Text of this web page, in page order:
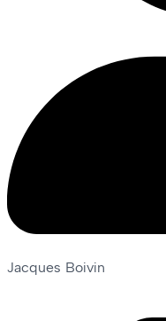
Jacques Boivin